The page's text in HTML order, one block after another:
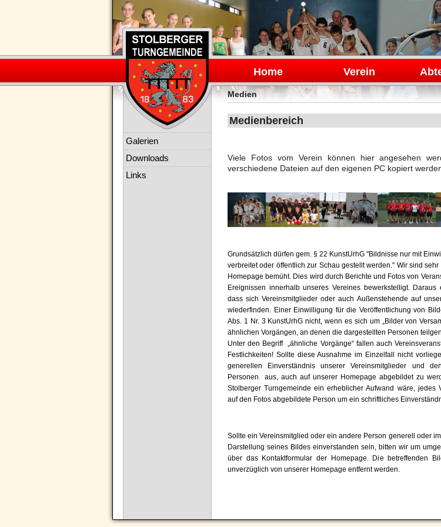
Navigation
überspringen
Home Verein
Medien
Medienbereich
Viele Fotos vom Verein können hier angesehen
verschiedene Dateien auf den eigenen PC kopiert
Grundsätzlich dürfen gem. § 22 KunstUrhG "Bildnisse nur mit
verbreitet oder öffentlich zur Schau gestellt werden." Wir sind
Homepage bemüht. Dies wird durch Berichte und Fotos von
Ereignissen innerhalb unseres Vereines bewerkstelligt.
dass sich Vereinsmitglieder oder auch Außenstehende auf
wiederfinden. Einer Einwilligung für die Veröffentlichung von
Abs. 1 Nr. 3 KunstUrhG nicht, wenn es sich um „Bilder von
ähnlichen Vorgängen, an denen die dargestellten Personen
Unter den Begriff „ähnliche Vorgänge“ fallen auch
Festlichkeiten! Sollte diese Ausnahme im Einzelfall nicht
generellen Einverständnis unserer Vereinsmitglieder und
Personen aus, auch auf unserer Homepage abgebildet zu
Stolberger Turngemeinde ein erheblicher Aufwand wäre, jedes
auf den Fotos abgebildete Person um ein schriftliches
Sollte ein Vereinsmitglied oder ein andere Person generell oder
Darstellung seines Bildes einverstanden sein, bitten wir um
über das Kontaktformular der Homepage. Die betreffenden
unverzüglich von unserer Homepage entfernt werden.
Navigation
Galerien
Downloads
Links
Navigation